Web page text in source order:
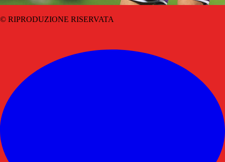
© RIPRODUZIONE RISERVATA